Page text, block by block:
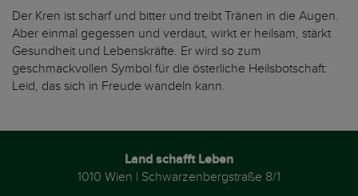
Der Kren ist scharf und bitter und treibt Tränen in die Augen.
Aber einmal gegessen und verdaut, wirkt er heilsam, stärkt
Gesundheit und Lebenskräfte. Er wird so zum
geschmackvollen Symbol für die österliche Heilsbotschaft:
Leid, das sich in Freude wandeln kann.
Land schafft Leben
1010 Wien | Schwarzenbergstraße 8/1